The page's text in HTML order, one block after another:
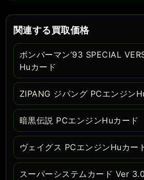
関連する買取価格
ボンバーマン’93 SPECIAL
Huカード
ZIPANG ジパング PCエンジン
暗黒伝説 PCエンジンHuカード
ヴェイグス PCエンジンHuカー
スーパーシステムカード Ver